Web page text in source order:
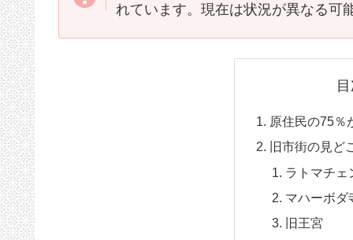
れています。現在は状況が異なる可
原住民の75％
旧市街の見ど
ラトマチェ
マハーボダ
旧王宮